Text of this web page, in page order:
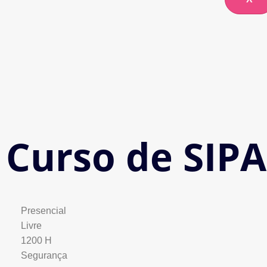
Curso de
Presencial
Livre
1200 H
Segurança